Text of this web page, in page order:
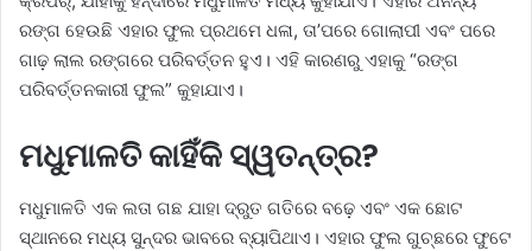
ରଙ୍ଗ ହେଉଛି ଏହାର ଫୁଲ ପ୍ରଥମେ ଧଳା, ତା’ପରେ ଗୋଲାପୀ ଏବଂ ପରେ
ଗାଢ଼ ଲାଲ ରଙ୍ଗରେ ପରିବର୍ତ୍ତନ ହୁଏ। ଏହି କାରଣରୁ ଏହାକୁ “ରଙ୍ଗ
ପରିବର୍ତ୍ତନକାରୀ ଫୁଲ” କୁହାଯାଏ।
ମଧୁମାଳତି କାହିଁକି ସ୍ୱତନ୍ତ୍ର?
ମଧୁମାଳତି ଏକ ଲତା ଗଛ ଯାହା ଦ୍ରୁତ ଗତିରେ ବଢ଼େ ଏବଂ ଏକ ଛୋଟ
ସ୍ଥାନରେ ମଧ୍ୟ ସୁନ୍ଦର ଭାବରେ ବ୍ୟାପିଥାଏ। ଏହାର ଫୁଲ ଗୁଚ୍ଛରେ ଫୁଟେ